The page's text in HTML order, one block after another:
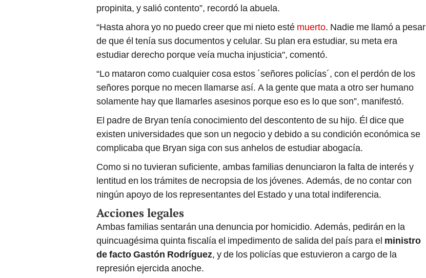
propinita, y salió contento”, recordó la abuela.
“Hasta ahora yo no puedo creer que mi nieto esté muerto. Nadie me llamó a pesar
de que él tenía sus documentos y celular. Su plan era estudiar, su meta era
estudiar derecho porque veía mucha injusticia", comentó.
“Lo mataron como cualquier cosa estos ´señores policías´, con el perdón de los
señores porque no mecen llamarse así. A la gente que mata a otro ser humano
solamente hay que llamarles asesinos porque eso es lo que son”, manifestó.
El padre de Bryan tenía conocimiento del descontento de su hijo. Él dice que
existen universidades que son un negocio y debido a su condición económica se
complicaba que Bryan siga con sus anhelos de estudiar abogacía.
Como si no tuvieran suficiente, ambas familias denunciaron la falta de interés y
lentitud en los trámites de necropsia de los jóvenes. Además, de no contar con
ningún apoyo de los representantes del Estado y una total indiferencia.
Acciones legales
Ambas familias sentarán una denuncia por homicidio. Además, pedirán en la
quincuagésima quinta fiscalía el impedimento de salida del país para el ministro
de facto Gastón Rodríguez, y de los policías que estuvieron a cargo de la
represión ejercida anoche.